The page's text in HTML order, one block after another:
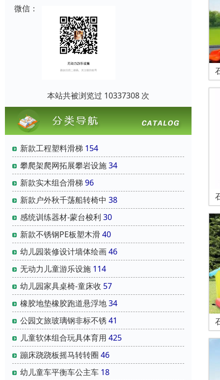
微信：
本站共被浏览过 10337308 次
新款工程塑料滑梯 154
攀爬架爬网拓展攀岩设施34
新款实木组合滑梯 96
新款户外秋千荡船转椅中 38
感统训练器材-蒙台梭利 30
新款不锈钢PE板塑木滑40
幼儿园装修设计墙体绘画46
无动力儿童游乐设施 114
幼儿园家具桌椅-童床收 57
橡胶地垫橡胶跑道悬浮地34
公园文旅玻璃钢非标不锈 41
儿童软体组合玩具体育用 425
蹦床跷跷板摇马转转圈 46
幼儿童车平衡车公主车 18